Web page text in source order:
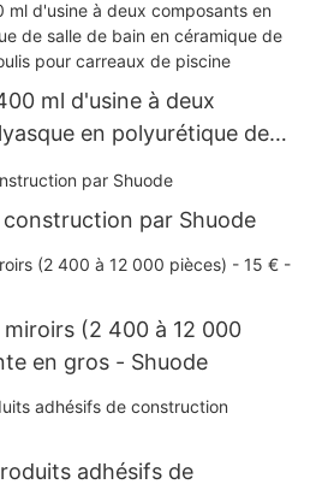
ml d'usine à deux
en polyurétique de
de salle de bain coulis
de piscine
par Shuode
(2 400 à 12 000
en gros - Shuode
adhésifs de